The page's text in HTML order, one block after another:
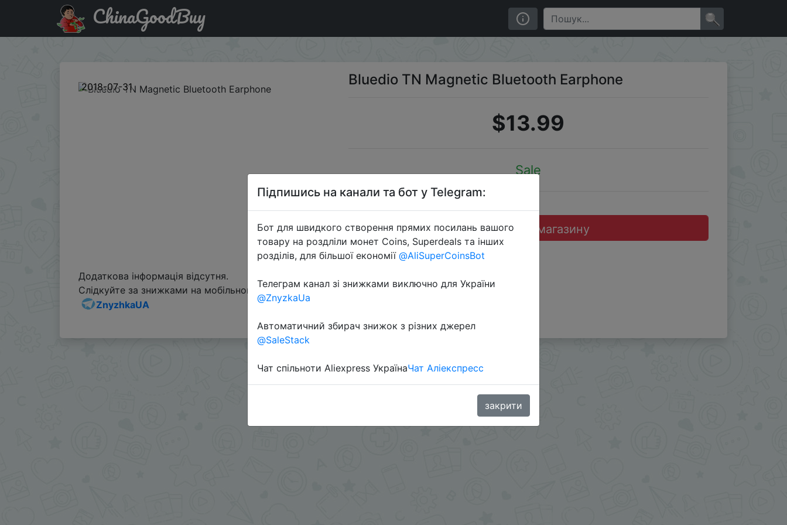
Акція на Bluedio TN Magnetic Bluetooth Earphone
ChinaGoodBuy
2018-07-31 Bluedio TN Magnetic Bluetooth Earphone
$13.99
Sale
Перейти до магазину
Додаткова інформація відсутня.
Слідкуйте за знижками на мобільному, в телеграм каналі:
ZnyzhkaUA
Підпишись на канали та бот у Telegram:
Бот для швидкого створення прямих посилань вашого
товару на роздліли монет Coins, Superdeals та інших
розділів, для більшої економії @AliSuperCoinsBot
Телеграм канал зі знижками виключно для України
@ZnyzkaUa
Автоматичний збирач знижок з різних джерел
@SaleStack
Чат спільноти Aliexpress УкраїнаЧат Аліекспресс
закрити